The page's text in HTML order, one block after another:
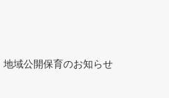
域公開保育のお知らせ